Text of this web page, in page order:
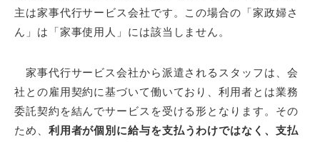
主は家事代行サービス会社です。この場合の「家政婦さ
ん」は「家事使用人」には該当しません。
家事代行サービス会社から派遣されるスタッフは、会
社との雇用契約に基づいて働いており、利用者とは業務
委託契約を結んでサービスを受ける形となります。その
ため、 利用者が個別に給与を支払うわけではなく、支払